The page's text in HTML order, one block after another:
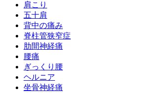
肩こり
五十肩
背中の痛み
脊柱管狭窄症
肋間神経痛
腰痛
ぎっくり腰
ヘルニア
坐骨神経痛